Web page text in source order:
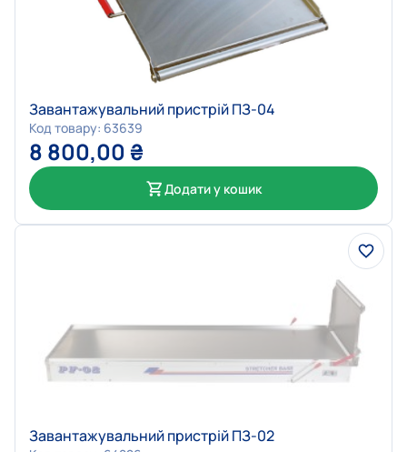
Завантажувальний пристрій ПЗ-04
Код товару: 63639
8 800,00 ₴
Додати у кошик
Завантажувальний пристрій ПЗ-02